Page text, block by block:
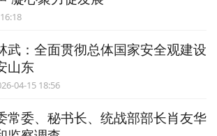
16:18
武：全面贯彻总体国家安全观建设
山东
闻·大众日报 2026-04-15 18:56
常委、秘书长、统战部部长肖友华